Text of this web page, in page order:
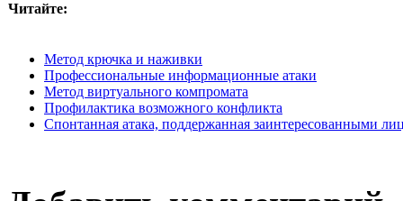
Читайте:
Метод крючка и наживки
Профессиональные информационные атаки
Метод виртуального компромата
Профилактика возможного конфликта
Спонтанная атака, поддержанная заинтересованными